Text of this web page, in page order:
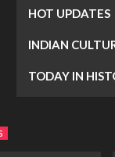
HOT UPDATES
INDIAN
TODAY IN